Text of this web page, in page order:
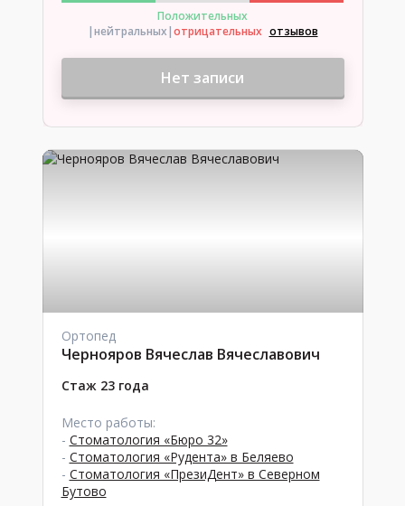
Положительных
|нейтральных|отрицательных отзывов
Нет записи
Ортопед
Чернояров Вячеслав Вячеславович
Стаж 23 года
Место работы:
- Стоматология «Бюро 32»
- Стоматология «Рудента» в Беляево
- Стоматология «ПрезиДент» в Северном
Бутово